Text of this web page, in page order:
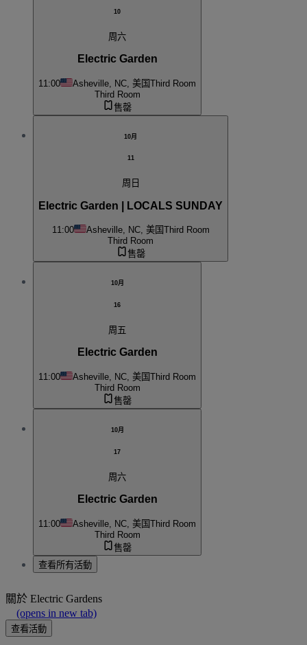
10
周六
Electric Garden
11:00 Asheville, NC, 美国Third Room
Third Room
售罄
10月
11
周日
Electric Garden | LOCALS SUNDAY
11:00 Asheville, NC, 美国Third Room
Third Room
售罄
10月
16
周五
Electric Garden
11:00 Asheville, NC, 美国Third Room
Third Room
售罄
10月
17
周六
Electric Garden
11:00 Asheville, NC, 美国Third Room
Third Room
售罄
查看所有活動
關於 Electric Gardens
(opens in new tab)
查看活動